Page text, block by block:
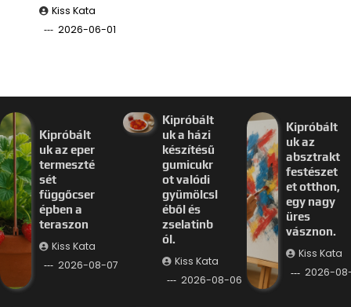
Kiss Kata
2026-06-01
Kipróbált
uk az eper
termeszté
sét
függőcser
épben a
teraszon
Kiss Kata
2026-08-07
Kipróbált
uk a házi
készítésű
gumicukr
ot valódi
gyümölcsl
éből és
zselatinb
ól.
Kiss Kata
2026-08-06
Kipróbált
uk az
absztrakt
festészet
et otthon,
egy nagy
üres
vásznon.
Kiss Kata
2026-